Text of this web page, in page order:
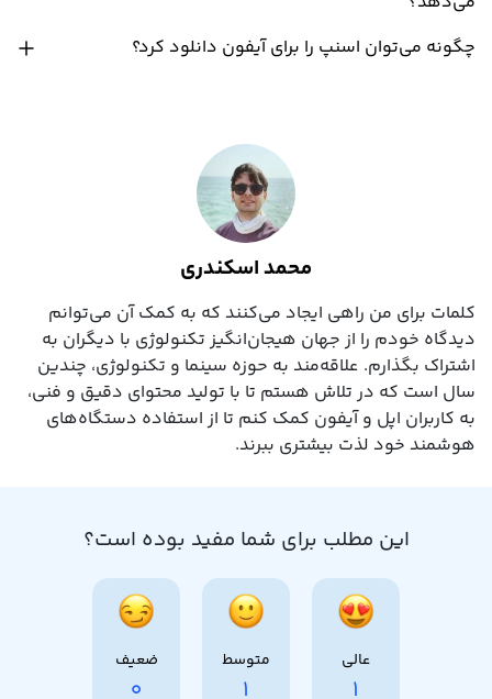
چگونه می‌توان اسنپ را برای آیفون دانلود کرد؟
محمد اسکندری
کلمات برای من راهی ایجاد می‌کنند که به کمک آن می‌توانم
دیدگاه خودم را از جهان هیجان‌انگیز تکنولوژی با دیگران به
اشتراک بگذارم. علاقه‌مند به حوزه سینما و تکنولوژی، چندین
سال است که در تلاش هستم تا با تولید محتوای دقیق و فنی،
به کاربران اپل و آیفون کمک کنم تا از استفاده دستگاه‌های
هوشمند خود لذت بیشتری ببرند.
این مطلب برای شما مفید بوده است؟
عالی
1
متوسط
1
ضعیف
0